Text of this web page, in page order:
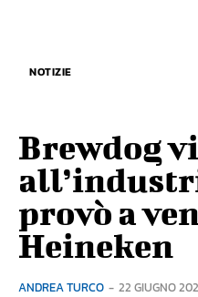
NOTIZIE
Brewdog
provò a
Heineken
ANDREA TURCO - 22 GIUGNO